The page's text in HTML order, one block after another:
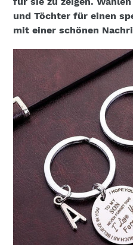
und Töchter für einen
mit einer schönen